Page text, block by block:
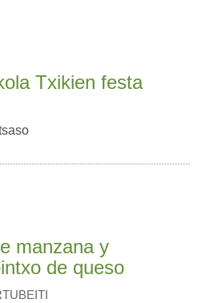
Txikien festa
manzana y
de queso